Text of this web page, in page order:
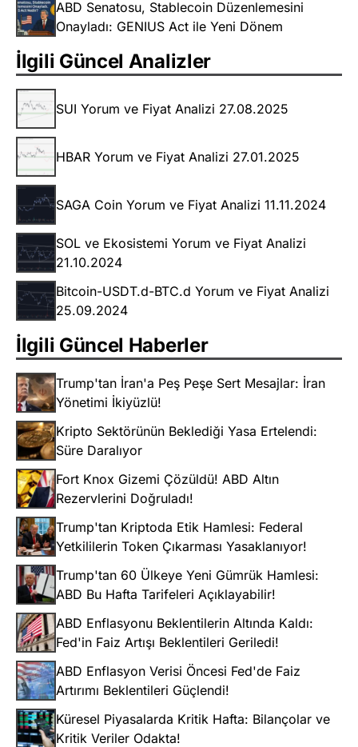
ABD Senatosu, Stablecoin Düzenlemesini
Onayladı: GENIUS Act ile Yeni Dönem
İlgili Güncel Analizler
SUI Yorum ve Fiyat Analizi 27.08.2025
HBAR Yorum ve Fiyat Analizi 27.01.2025
SAGA Coin Yorum ve Fiyat Analizi 11.11.2024
SOL ve Ekosistemi Yorum ve Fiyat Analizi
21.10.2024
Bitcoin-USDT.d-BTC.d Yorum ve Fiyat Analizi
25.09.2024
İlgili Güncel Haberler
Trump'tan İran'a Peş Peşe Sert Mesajlar: İran
Yönetimi İkiyüzlü!
Kripto Sektörünün Beklediği Yasa Ertelendi:
Süre Daralıyor
Fort Knox Gizemi Çözüldü! ABD Altın
Rezervlerini Doğruladı!
Trump'tan Kriptoda Etik Hamlesi: Federal
Yetkililerin Token Çıkarması Yasaklanıyor!
Trump'tan 60 Ülkeye Yeni Gümrük Hamlesi:
ABD Bu Hafta Tarifeleri Açıklayabilir!
ABD Enflasyonu Beklentilerin Altında Kaldı:
Fed'in Faiz Artışı Beklentileri Geriledi!
ABD Enflasyon Verisi Öncesi Fed'de Faiz
Artırımı Beklentileri Güçlendi!
Küresel Piyasalarda Kritik Hafta: Bilançolar ve
Kritik Veriler Odakta!